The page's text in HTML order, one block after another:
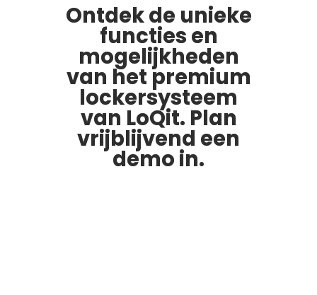
Ontdek de unieke
functies en
mogelijkheden
van het premium
lockersysteem
van LoQit. Plan
vrijblijvend een
demo in.